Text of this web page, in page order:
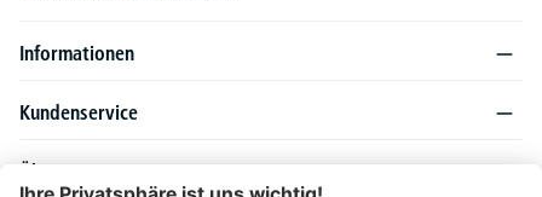
Informationen
Kundenservice
Über DELTA-V